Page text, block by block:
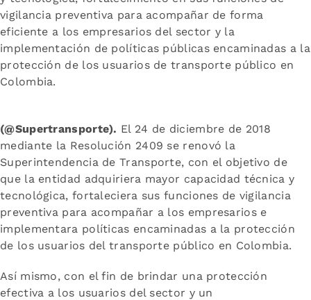
vigilancia preventiva para acompañar de forma
eficiente a los empresarios del sector y la
implementación de políticas públicas encaminadas a la
protección de los usuarios de transporte público en
Colombia.
(@Supertransporte). El 24 de diciembre de 2018
mediante la Resolución 2409 se renovó la
Superintendencia de Transporte, con el objetivo de
que la entidad adquiriera mayor capacidad técnica y
tecnológica, fortaleciera sus funciones de vigilancia
preventiva para acompañar a los empresarios e
implementara políticas encaminadas a la protección
de los usuarios del transporte público en Colombia.
Así mismo, con el fin de brindar una protección
efectiva a los usuarios del sector y un